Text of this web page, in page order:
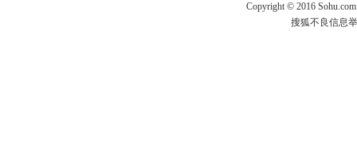
Copyright © 2016
搜狐不良信息